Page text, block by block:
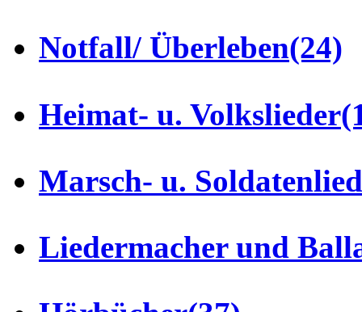
Notfall/ Überleben(24)
Heimat- u. Volkslieder
Marsch- u.
Liedermacher und